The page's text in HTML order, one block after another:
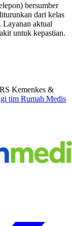
bersumber
dari kelas
. Layanan aktual
untuk kepastian.
Kemenkes &
tim Rumah Medis